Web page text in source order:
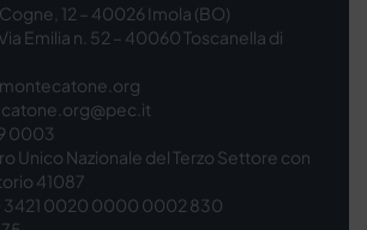
12 – 40026 Imola (BO)
Emilia n. 52 – 40060 Toscanella di
0003
Unico Nazionale del Terzo Settore con
41087
3421 0020 0000 0002 830